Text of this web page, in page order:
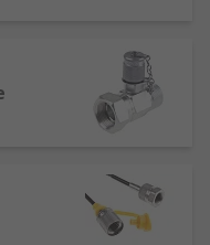
wie z. B.
und
sind
reagieren